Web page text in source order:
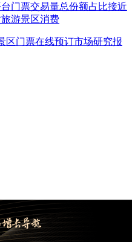
门票交易量总份额占比接近
游景区消费